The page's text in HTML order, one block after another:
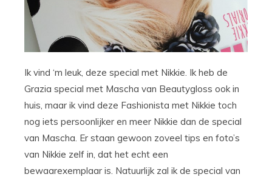
Ik vind ‘m leuk, deze special met Nikkie. Ik heb de
Grazia special met Mascha van Beautygloss ook in
huis, maar ik vind deze Fashionista met Nikkie toch
nog iets persoonlijker en meer Nikkie dan de special
van Mascha. Er staan gewoon zoveel tips en foto’s
van Nikkie zelf in, dat het echt een
bewaarexemplaar is. Natuurlijk zal ik de special van